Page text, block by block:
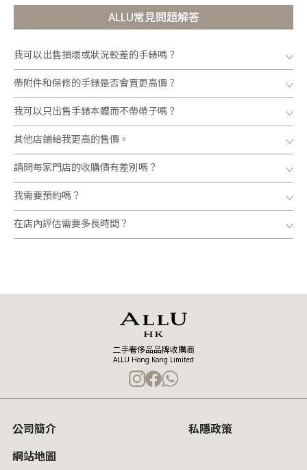
ALLU常見問題解答
我可以出售損壞或狀況較差的手錶嗎？
帶附件和保修的手錶是否會賣更高價？
我可以只出售手錶本體而不帶帶子嗎？
其他店鋪給我更高的售價。
請問每家門店的收購價有差別嗎？
我需要預約嗎？
在店內評估需要多長時間？
二手奢侈品品牌收購商
ALLU Hong Kong Limited
公司簡介
私隱政策
網站地圖